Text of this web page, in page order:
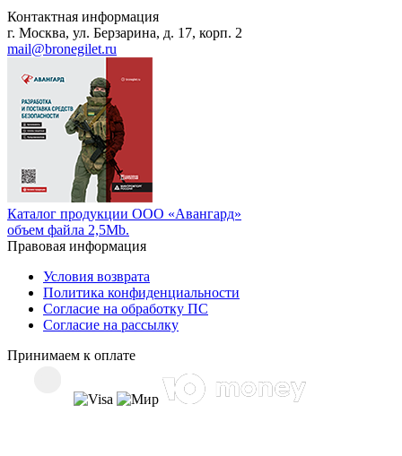
Контактная информация
г. Москва, ул. Берзарина, д. 17, корп. 2
mail@bronegilet.ru
Каталог продукции ООО «Авангард»
объем файла 2,5Mb.
Правовая информация
Условия возврата
Политика конфиденциальности
Согласие на обработку ПС
Согласие на рассылку
Принимаем к оплате